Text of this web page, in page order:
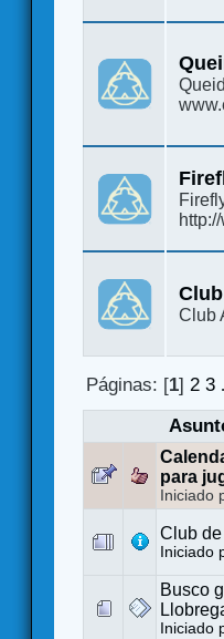
Club
Páginas: [1]2 3
para
Iniciado
Club
Iniciado
Busco
Iniciado